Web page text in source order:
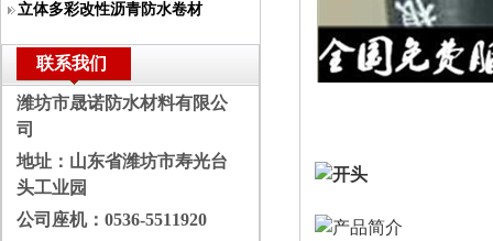
立体多彩改性沥青防水卷材
联系我们
潍坊市晟诺防水材料有限公
司
地址：山东省潍坊市寿光台
头工业园
公司座机： 0536-5511920